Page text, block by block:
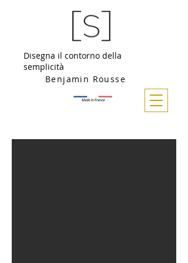
Benjamin Rousse
Disegna il contorno della
semplicità